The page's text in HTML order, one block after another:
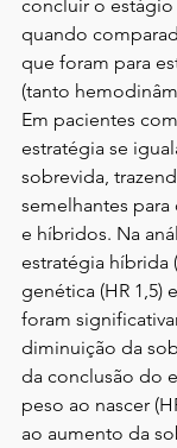
concluir o estágio
quando
que foram para
(tanto
Em pacientes
estratégia se
sobrevida,
semelhantes
e híbridos. Na
estratégia híbrida
genética (HR 1,5)
foram
diminuição da
da conclusão do
peso ao nascer
ao aumento da